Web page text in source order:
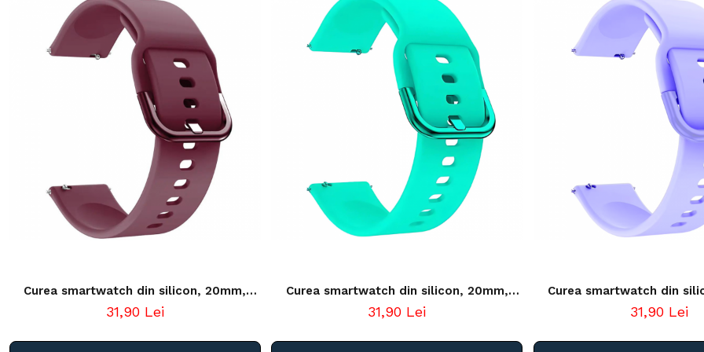
Curea smartwatch din silicon, 20mm,
sistem Quick release, visiniu
31,90 Lei
Curea smartwatch din silicon, 20mm,
sistem Quick release, verde turcoaz
31,90 Lei
Curea smartwatch din
sistem Quick
31,90 Lei